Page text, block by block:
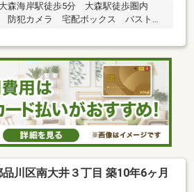
森海岸駅徒歩5分 大森駅徒歩圏内
防犯カメラ 宅配ボックス バストイ
川区南大井３丁目 築10年6ヶ月